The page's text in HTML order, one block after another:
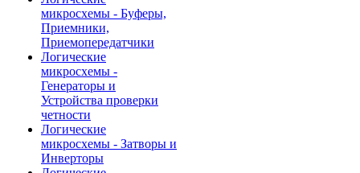
микросхемы - Буферы,
Приемники,
Приемопередатчики
Логические
микросхемы -
Генераторы и
Устройства проверки
четности
Логические
микросхемы - Затворы и
Инверторы